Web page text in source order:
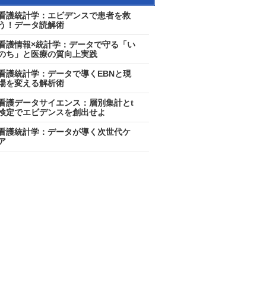
護統計学：エビデンスで患者を救
！データ読解術
護情報×統計学：データで守る「い
ち」と医療の質向上実践
護統計学：データで導くEBNと現
を変える解析術
護データサイエンス：層別集計とt
定でエビデンスを創出せよ
護統計学：データが導く次世代ケ